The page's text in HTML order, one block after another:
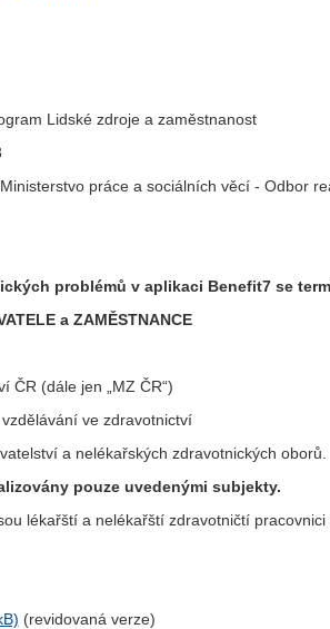
Lidské zdroje a zaměstnanost
práce a sociálních věcí - Odbor
problémů v aplikaci Benefit7 se
a ZAMĚSTNANCE
(dále jen „MZ ČR“)
ve zdravotnictví
a nelékařských zdravotnických oborů.
pouze uvedenými subjekty.
lékařští a nelékařští zdravotničtí
(revidovaná verze)